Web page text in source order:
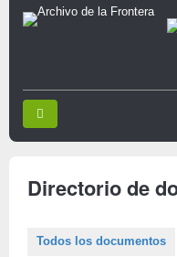
Directorio de
Todos los documentos